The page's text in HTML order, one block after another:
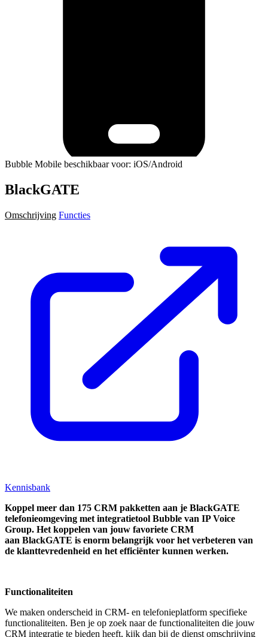
Bubble Mobile beschikbaar voor: iOS/Android
BlackGATE
Omschrijving Functies
Kennisbank
Koppel meer dan 175 CRM pakketten aan je BlackGATE
telefonieomgeving met integratietool Bubble van IP Voice
Group. Het koppelen van jouw favoriete CRM
aan BlackGATE is enorm belangrijk voor het verbeteren van
de klanttevredenheid en het efficiënter kunnen werken.
Functionaliteiten
We maken onderscheid in CRM- en telefonieplatform specifieke
functionaliteiten. Ben je op zoek naar de functionaliteiten die jouw
CRM integratie te bieden heeft, kijk dan bij de dienst omschrijving